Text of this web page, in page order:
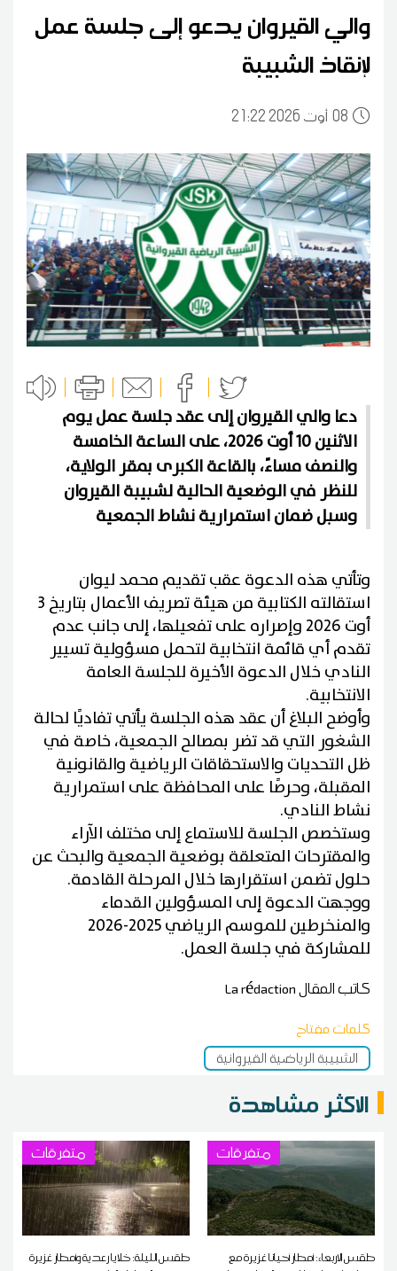
والي القيروان يدعو إلى جلسة عمل
لإنقاذ الشبيبة
0821:22 2026 أوت
دعا والي القيروان إلى عقد جلسة عمل يوم
الاثنين 10 أوت 2026، على الساعة الخامسة
والنصف مساءً، بالقاعة الكبرى بمقر الولاية،
للنظر في الوضعية الحالية لشبيبة القيروان
وسبل ضمان استمرارية نشاط الجمعية
وتأتي هذه الدعوة عقب تقديم محمد ليوان
استقالته الكتابية من هيئة تصريف الأعمال بتاريخ 3
أوت 2026 وإصراره على تفعيلها، إلى جانب عدم
تقدم أي قائمة انتخابية لتحمل مسؤولية تسيير
النادي خلال الدعوة الأخيرة للجلسة العامة
الانتخابية.
وأوضح البلاغ أن عقد هذه الجلسة يأتي تفاديًا لحالة
الشغور التي قد تضر بمصالح الجمعية، خاصة في
ظل التحديات والاستحقاقات الرياضية والقانونية
المقبلة، وحرصًا على المحافظة على استمرارية
نشاط النادي.
وستخصص الجلسة للاستماع إلى مختلف الآراء
والمقترحات المتعلقة بوضعية الجمعية والبحث عن
حلول تضمن استقرارها خلال المرحلة القادمة.
ووجهت الدعوة إلى المسؤولين القدماء
والمنخرطين للموسم الرياضي 2025-2026
للمشاركة في جلسة العمل.
كاتب المقالLa rédaction
كلمات مفتاح
الشبيبة الرياضية القيروانية
الاكثر مشاهدة
متفرقات
طقس الاربعاء: أمطار أحيانا غزيرة مع
متفرقات
طقس الليلة: خلايا رعدية وأمطار غزيرة